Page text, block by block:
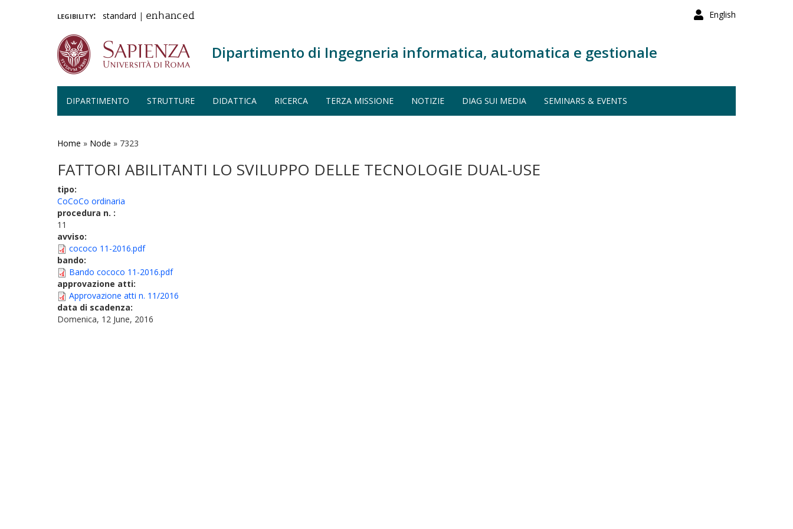
English
legibility: standard | enhanced
Dipartimento di Ingegneria informatica, automatica e gestionale
DIPARTIMENTO STRUTTURE DIDATTICA RICERCA TERZA MISSIONE NOTIZIE DIAG SUI MEDIA SEMINARS & EVENTS
Home » Node » 7323
FATTORI ABILITANTI LO SVILUPPO DELLE TECNOLOGIE DUAL-USE
tipo:
CoCoCo ordinaria
procedura n. :
11
avviso:
cococo 11-2016.pdf
bando:
Bando cococo 11-2016.pdf
approvazione atti:
Approvazione atti n. 11/2016
data di scadenza:
Domenica, 12 June, 2016